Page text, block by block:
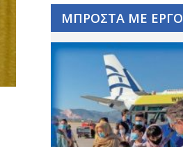
ΜΠΡΟΣΤΑ ΜΕ ΕΡΓΟ